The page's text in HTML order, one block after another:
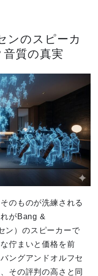
ンのスピーカ
音質の真実
のものが洗練される
がBang &
ン）のスピーカーで
佇まいと価格を前
ングアンドオルフセ
その評判の高さと同